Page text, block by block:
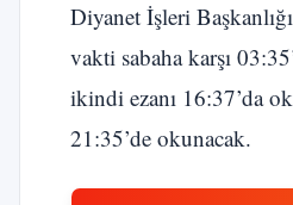
Diyanet İşleri
vakti sabaha karşı
ikindi ezanı 16:37’da
21:35’de okunacak.